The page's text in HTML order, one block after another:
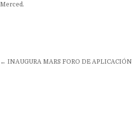
Merced.
Navegación
← INAUGURA MARS FORO DE